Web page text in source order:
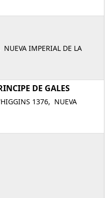
IMPERIAL DE LA
DE GALES
1376, NUEVA